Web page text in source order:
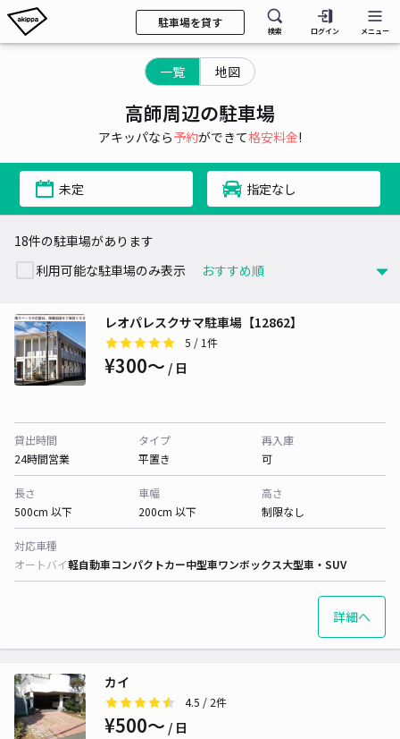
駐車場を貸す
検索 ログイン メニュー
一覧 地図
高師周辺の駐車場
アキッパなら予約ができて格安料金!
未定 指定なし
18件の駐車場があります
利用可能な駐車場のみ表示
レオパレスクサマ駐車場【12862】
5 / 1件
¥300〜 / 日
貸出時間
24時間営業
タイプ
平置き
再入庫
可
長さ
500cm 以下
車幅
200cm 以下
高さ
制限なし
対応車種
オートバイ軽自動車コンパクトカー中型車ワンボックス大型車・SUV
詳細へ
カイ
4.5 / 2件
¥500〜 / 日